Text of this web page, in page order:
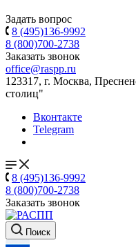
Задать вопрос
8 (495)136-9992
8 (800)700-2738
Заказать звонок
office@raspp.ru
123317, г. Москва,
столиц"
Вконтакте
Telegram
8 (495)136-9992
8 (800)700-2738
Заказать звонок
Поиск